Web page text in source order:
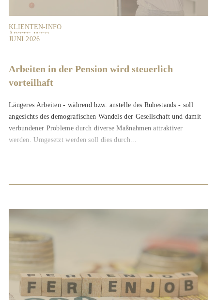
KLIENTEN-INFO
ÄRZTE-INFO
JUNI 2026
Arbeiten in der Pension wird steuerlich
vorteilhaft
Längeres Arbeiten - während bzw. anstelle des Ruhestands - soll
angesichts des demografischen Wandels der Gesellschaft und damit
verbundener Probleme durch diverse Maßnahmen attraktiver
werden. Umgesetzt werden soll dies durch...